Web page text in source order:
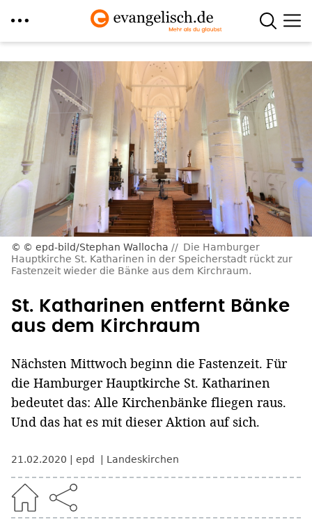
zum
Inhalt
© epd-bild/Stephan Wallocha
Die Hamburger
Hauptkirche St. Katharinen in der Speicherstadt rückt zur
Fastenzeit wieder die Bänke aus dem Kirchraum.
St. Katharinen entfernt Bänke
aus dem Kirchraum
Nächsten Mittwoch beginn die Fastenzeit. Für
die Hamburger Hauptkirche St. Katharinen
bedeutet das: Alle Kirchenbänke fliegen raus.
Und das hat es mit dieser Aktion auf sich.
21.02.2020 epd Landeskirchen